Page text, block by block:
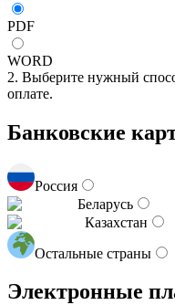
PDF
WORD
2. Выберите нужный
оплате.
Банковские
Россия
Беларусь
Казахстан
Остальные страны
Электронные